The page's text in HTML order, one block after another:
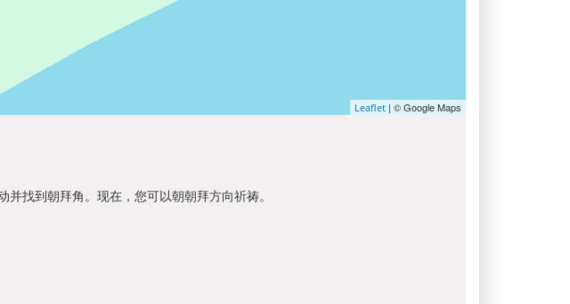
Leaflet | © Google Maps
找到朝拜角。现在，您可以朝朝拜方向祈祷。